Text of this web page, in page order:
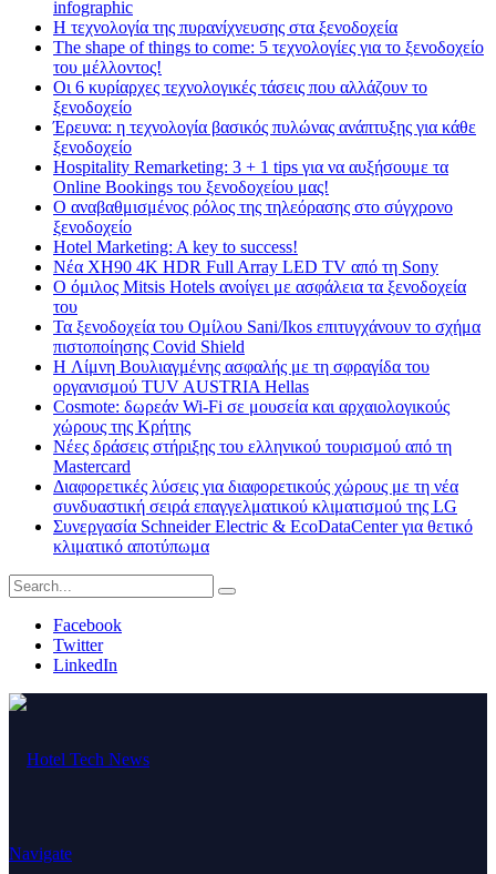
infographic
Η τεχνολογία της πυρανίχνευσης στα ξενοδοχεία
The shape of things to come: 5 τεχνολογίες για το ξενοδοχείο
του μέλλοντος!
Οι 6 κυρίαρχες τεχνολογικές τάσεις που αλλάζουν το
ξενοδοχείο
Έρευνα: η τεχνολογία βασικός πυλώνας ανάπτυξης για κάθε
ξενοδοχείο
Hospitality Remarketing: 3 + 1 tips για να αυξήσουμε τα
Online Bookings του ξενοδοχείου μας!
Ο αναβαθμισμένος ρόλος της τηλεόρασης στο σύγχρονο
ξενοδοχείο
Hotel Marketing: A key to success!
Νέα XH90 4K HDR Full Array LED TV από τη Sony
Ο όμιλος Mitsis Hotels ανοίγει με ασφάλεια τα ξενοδοχεία
του
Τα ξενοδοχεία του Ομίλου Sani/Ikos επιτυγχάνουν το σχήμα
πιστοποίησης Covid Shield
H Λίμνη Βουλιαγμένης ασφαλής με τη σφραγίδα του
οργανισμού TUV AUSTRIA Hellas
Cosmote: δωρεάν Wi-Fi σε μουσεία και αρχαιολογικούς
χώρους της Κρήτης
Νέες δράσεις στήριξης του ελληνικού τουρισμού από τη
Mastercard
Διαφορετικές λύσεις για διαφορετικούς χώρους με τη νέα
συνδυαστική σειρά επαγγελματικού κλιματισμού της LG
Συνεργασία Schneider Electric & EcoDataCenter για θετικό
κλιματικό αποτύπωμα
Facebook
Twitter
LinkedIn
Navigate